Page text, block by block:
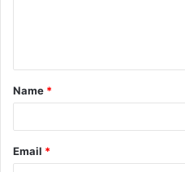
Name *
Email *